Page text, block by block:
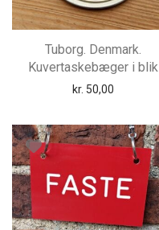
Tuborg. Denmark.
Kuvertaskebæger i blik
kr. 50,00